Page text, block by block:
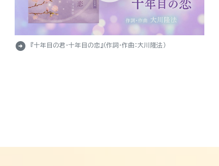
arrow_circle_right 『十年目の君・十年目の恋』（作詞・作曲：大川隆法）